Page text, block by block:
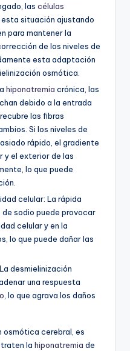
las células
situación ajustando
para mantener la
de los niveles de
esta adaptación
osmótica.
hiponatremia crónica, las
debido a la entrada
las fibras
Si los niveles de
rápido, el gradiente
y el exterior de las
lo que puede
celular: La rápida
sodio puede provocar
celular y en la
lo que puede dañar las
desmielinización
una respuesta
, lo que agrava los daños
osmótica cerebral, es
la hiponatremia de